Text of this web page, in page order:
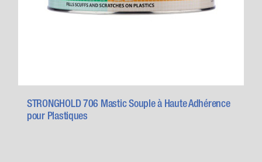
STRONGHOLD 706 Mastic Souple à Haute Adhérence
pour Plastiques